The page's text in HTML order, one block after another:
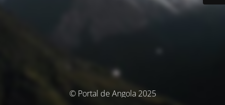
© Portal de Angola 2025